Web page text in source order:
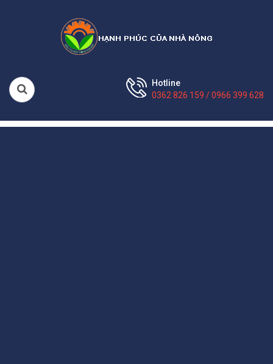
Hotline
0362 826 159 / 0966 399 628